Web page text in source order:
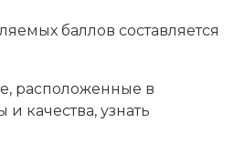
баллов составляется
расположенные в
качества, узнать